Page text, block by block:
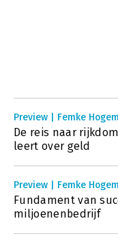
Preview | Femke
De reis naar
leert over geld
Preview | Femke
Fundament van
miljoenenbedrijf